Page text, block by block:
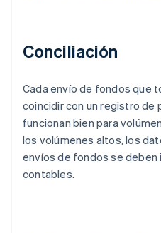
Conciliación
Cada envío de fondos que
coincidir con un registro de
funcionan bien para
los volúmenes altos, los
envíos de fondos se
contables.